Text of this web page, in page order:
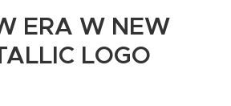
ERA W NEW
LOGO